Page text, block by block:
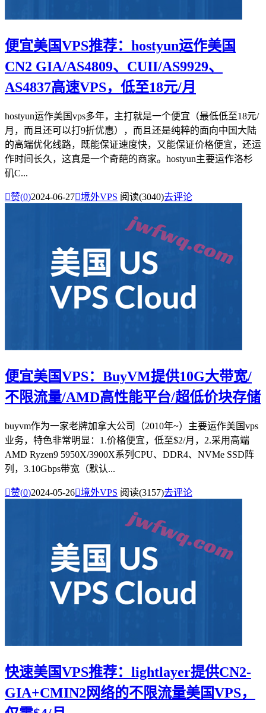
便宜美国VPS推荐：hostyun运作美国
CN2 GIA/AS4809、CUII/AS9929、
AS4837高速VPS，低至18元/月
hostyun运作美国vps多年，主打就是一个便宜（最低低至18元/
月，而且还可以打9折优惠），而且还是纯粹的面向中国大陆
的高端优化线路，既能保证速度快，又能保证价格便宜，还运
作时间长久，这真是一个奇葩的商家。hostyun主要运作洛杉
矶C...
赞(0)2024-06-27境外VPS 阅读(3040)去评论
便宜美国VPS：BuyVM提供10G大带宽/
不限流量/AMD高性能平台/超低价块存储
buyvm作为一家老牌加拿大公司（2010年~）主要运作美国vps
业务，特色非常明显：1.价格便宜，低至$2/月，2.采用高端
AMD Ryzen9 5950X/3900X系列CPU、DDR4、NVMe SSD阵
列，3.10Gbps带宽（默认...
赞(0)2024-05-26境外VPS 阅读(3157)去评论
快速美国VPS推荐：lightlayer提供CN2-
GIA+CMIN2网络的不限流量美国VPS，